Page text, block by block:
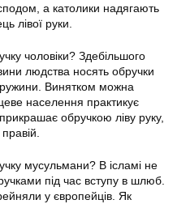
а католики надягають
лівої руки.
чоловіки? Здебільшого
людства носять обручки
Винятком можна
населення практикує
обручкою ліву руку,
мусульмани? В ісламі не
під час вступу в шлюб.
у європейців. Як